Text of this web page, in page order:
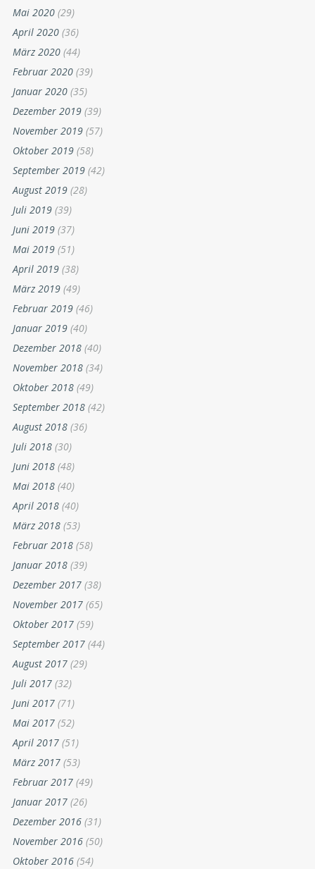
Mai 2020 (29)
April 2020 (36)
März 2020 (44)
Februar 2020 (39)
Januar 2020 (35)
Dezember 2019 (39)
November 2019 (57)
Oktober 2019 (58)
September 2019 (42)
August 2019 (28)
Juli 2019 (39)
Juni 2019 (37)
Mai 2019 (51)
April 2019 (38)
März 2019 (49)
Februar 2019 (46)
Januar 2019 (40)
Dezember 2018 (40)
November 2018 (34)
Oktober 2018 (49)
September 2018 (42)
August 2018 (36)
Juli 2018 (30)
Juni 2018 (48)
Mai 2018 (40)
April 2018 (40)
März 2018 (53)
Februar 2018 (58)
Januar 2018 (39)
Dezember 2017 (38)
November 2017 (65)
Oktober 2017 (59)
September 2017 (44)
August 2017 (29)
Juli 2017 (32)
Juni 2017 (71)
Mai 2017 (52)
April 2017 (51)
März 2017 (53)
Februar 2017 (49)
Januar 2017 (26)
Dezember 2016 (31)
November 2016 (50)
Oktober 2016 (54)